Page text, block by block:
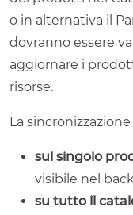
o in alternativa il
dovranno essere
aggiornare i
risorse.
La
sul singolo
visibile nel
su tutto il